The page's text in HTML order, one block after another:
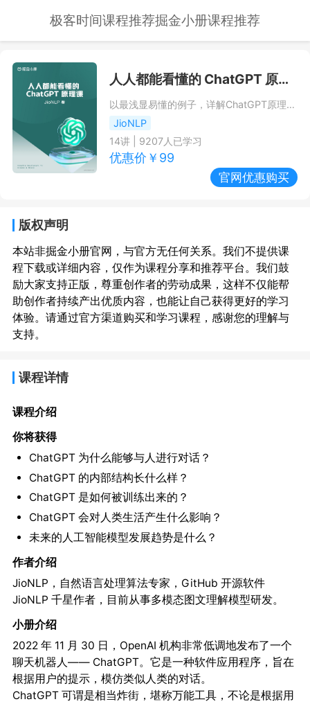
极客时间课程推荐掘金小册课程推荐
人人都能看懂的 ChatGPT 原理课
以最浅显易懂的例子，详解ChatGPT原理。AI抢跑时代，助你把握先机！
JioNLP
14讲 | 9207人已学习
优惠价￥ 99
官网优惠购买
版权声明
本站非掘金小册官网，与官方无任何关系。我们不提供课
程下载或详细内容，仅作为课程分享和推荐平台。我们鼓
励大家支持正版，尊重创作者的劳动成果，这样不仅能帮
助创作者持续产出优质内容，也能让自己获得更好的学习
体验。请通过官方渠道购买和学习课程，感谢您的理解与
支持。
课程详情
课程介绍
你将获得
ChatGPT 为什么能够与人进行对话？
ChatGPT 的内部结构长什么样？
ChatGPT 是如何被训练出来的？
ChatGPT 会对人类生活产生什么影响？
未来的人工智能模型发展趋势是什么？
作者介绍
JioNLP，自然语言处理算法专家，GitHub 开源软件
JioNLP 千星作者，目前从事多模态图文理解模型研发。
小册介绍
2022 年 11 月 30 日，OpenAI 机构非常低调地发布了一个
聊天机器人—— ChatGPT。它是一种软件应用程序，旨在
根据用户的提示，模仿类似人类的对话。
ChatGPT 可谓是相当炸街，堪称万能工具，不论是根据用